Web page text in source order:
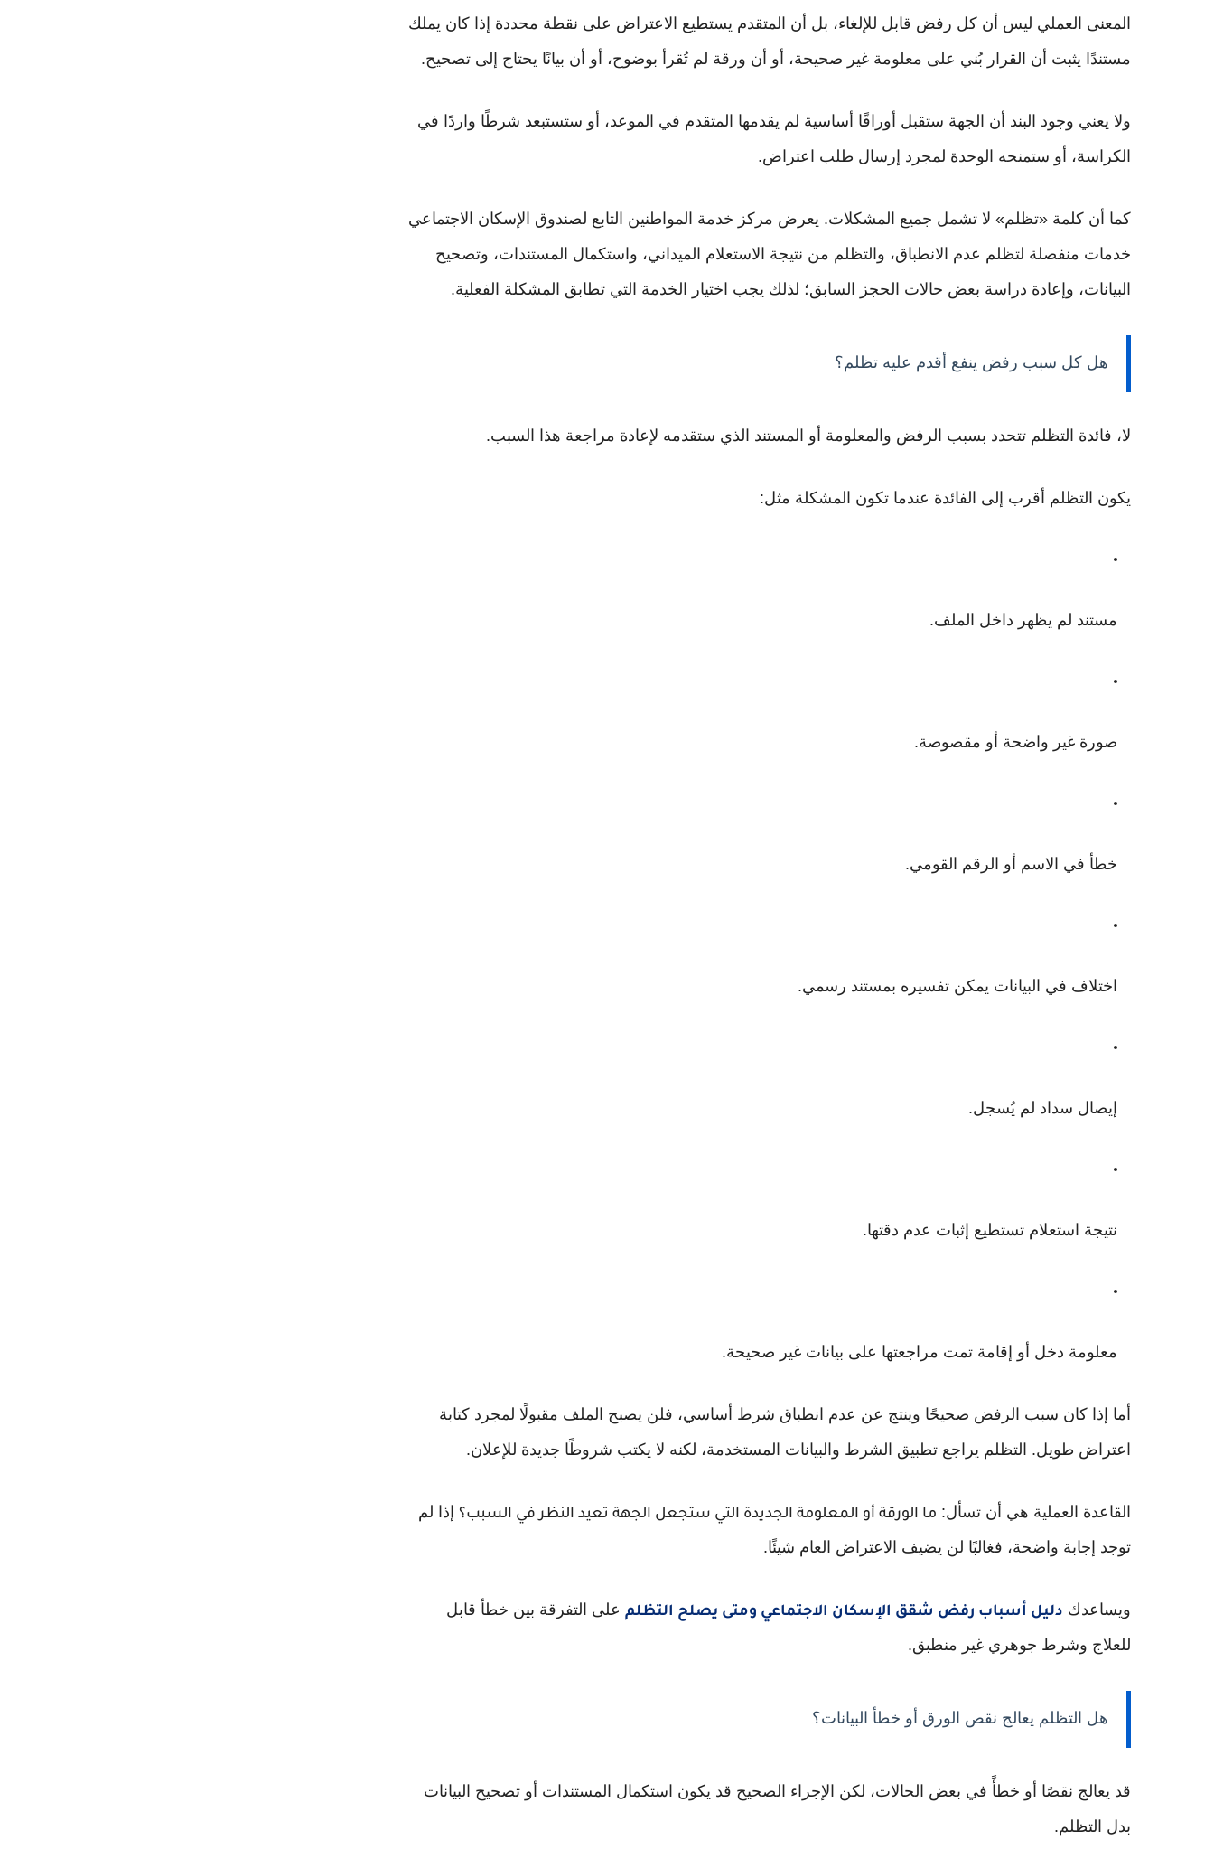
المعنى العملي ليس أن كل رفض قابل للإلغاء، بل أن المتقدم يستطيع الاعتراض على نقطة محددة إذا كان يملك
مستندًا يثبت أن القرار بُني على معلومة غير صحيحة، أو أن ورقة لم تُقرأ بوضوح، أو أن بيانًا يحتاج إلى تصحيح.
ولا يعني وجود البند أن الجهة ستقبل أوراقًا أساسية لم يقدمها المتقدم في الموعد، أو ستستبعد شرطًا واردًا في
الكراسة، أو ستمنحه الوحدة لمجرد إرسال طلب اعتراض.
كما أن كلمة «تظلم» لا تشمل جميع المشكلات. يعرض مركز خدمة المواطنين التابع لصندوق الإسكان الاجتماعي
خدمات منفصلة لتظلم عدم الانطباق، والتظلم من نتيجة الاستعلام الميداني، واستكمال المستندات، وتصحيح
البيانات، وإعادة دراسة بعض حالات الحجز السابق؛ لذلك يجب اختيار الخدمة التي تطابق المشكلة الفعلية.
هل كل سبب رفض ينفع أقدم عليه تظلم؟
لا، فائدة التظلم تتحدد بسبب الرفض والمعلومة أو المستند الذي ستقدمه لإعادة مراجعة هذا السبب.
يكون التظلم أقرب إلى الفائدة عندما تكون المشكلة مثل:
مستند لم يظهر داخل الملف.
صورة غير واضحة أو مقصوصة.
خطأ في الاسم أو الرقم القومي.
اختلاف في البيانات يمكن تفسيره بمستند رسمي.
إيصال سداد لم يُسجل.
نتيجة استعلام تستطيع إثبات عدم دقتها.
معلومة دخل أو إقامة تمت مراجعتها على بيانات غير صحيحة.
أما إذا كان سبب الرفض صحيحًا وينتج عن عدم انطباق شرط أساسي، فلن يصبح الملف مقبولًا لمجرد كتابة
اعتراض طويل. التظلم يراجع تطبيق الشرط والبيانات المستخدمة، لكنه لا يكتب شروطًا جديدة للإعلان.
القاعدة العملية هي أن تسأل: ما الورقة أو المعلومة الجديدة التي ستجعل الجهة تعيد النظر في السبب؟
إذا لم
توجد إجابة واضحة، فغالبًا لن يضيف الاعتراض العام شيئًا.
ويساعدك دليل أسباب رفض شقق الإسكان الاجتماعي ومتى يصلح التظلم على التفرقة بين خطأ قابل
للعلاج وشرط جوهري غير منطبق.
هل التظلم يعالج نقص الورق أو خطأ البيانات؟
قد يعالج نقصًا أو خطأً في بعض الحالات، لكن الإجراء الصحيح قد يكون استكمال المستندات أو تصحيح البيانات
بدل التظلم.